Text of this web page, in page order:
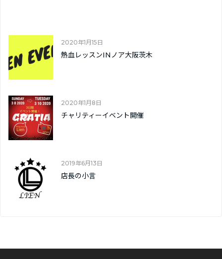
2020年1月15日
熱血レッスンINノア大阪茨木
2020年1月8日
チャリティーイベント開催
2019年6月13日
店長の小言